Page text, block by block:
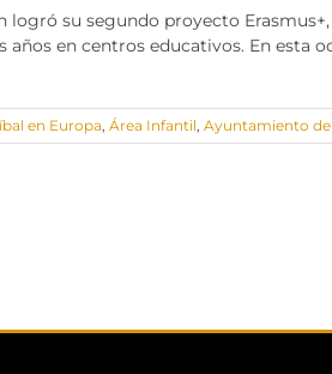
logró su segundo proyecto
en centros educativos. En esta
en Europa, Área Infantil, Ayuntamiento de